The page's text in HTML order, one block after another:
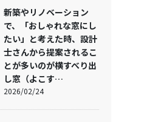
新築やリノベーション
で、「おしゃれな窓にし
たい」と考えた時、設計
士さんから提案されるこ
とが多いのが横すべり出
し窓（よこす…
2026/02/24